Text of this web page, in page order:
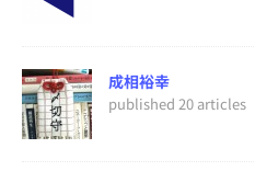
成相裕幸
published 20 articles